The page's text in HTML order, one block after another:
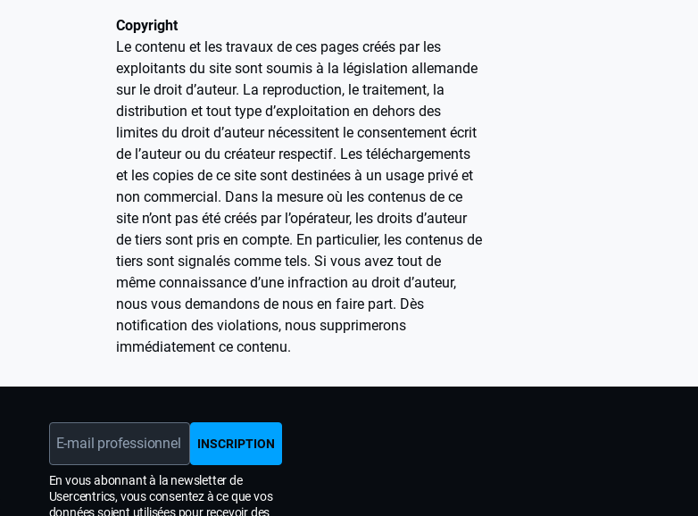
Copyright
Le contenu et les travaux de ces pages créés par les
exploitants du site sont soumis à la législation allemande
sur le droit d’auteur. La reproduction, le traitement, la
distribution et tout type d’exploitation en dehors des
limites du droit d’auteur nécessitent le consentement écrit
de l’auteur ou du créateur respectif. Les téléchargements
et les copies de ce site sont destinées à un usage privé et
non commercial. Dans la mesure où les contenus de ce
site n’ont pas été créés par l’opérateur, les droits d’auteur
de tiers sont pris en compte. En particulier, les contenus de
tiers sont signalés comme tels. Si vous avez tout de
même connaissance d’une infraction au droit d’auteur,
nous vous demandons de nous en faire part. Dès
notification des violations, nous supprimerons
immédiatement ce contenu.
E-mail professionnel INSCRIPTION
En vous abonnant à la newsletter de
Usercentrics, vous consentez à ce que vos
données soient utilisées pour recevoir des